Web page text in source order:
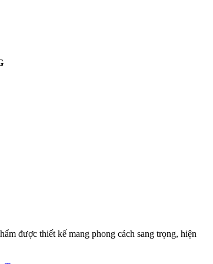
được thiết kế mang phong cách sang trọng, hiện